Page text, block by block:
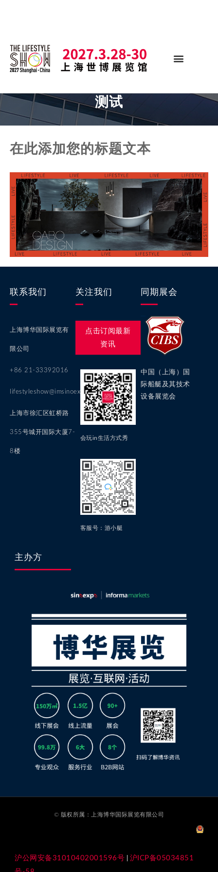
测试
在此添加您的标题文本
联系我们
上海博华国际展览有
限公司
+86 21-33392016
lifestyleshow@imsinoexpo.com
上海市徐汇区虹桥路
355号城开国际大厦7-
8楼
关注我们
点击订阅最新
资讯
会玩in生活方式秀
客服号：游小艇
同期展会
中国（上海）国
际船艇及其技术
设备展览会
主办方
© 版权所属：上海博华国际展览有限公司
沪公网安备31010402001596号
沪ICP备05034851